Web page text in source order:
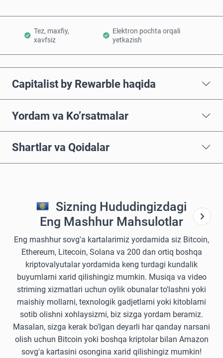
Tez, maxfiy,
xavfsiz
Elektron pochta orqali
yetkazish
Capitalist by Rewarble haqida
Yordam va Ko’rsatmalar
Shartlar va Qoidalar
Sizning Hududingizdagi
Eng Mashhur Mahsulotlar
Eng mashhur sovg'a kartalarimiz yordamida siz Bitcoin,
Ethereum, Litecoin, Solana va 200 dan ortiq boshqa
kriptovalyutalar yordamida keng turdagi kundalik
buyumlarni xarid qilishingiz mumkin. Musiqa va video
striming xizmatlari uchun oylik obunalar to'lashni yoki
maishiy mollarni, texnologik gadjetlarni yoki kitoblarni
sotib olishni xohlaysizmi, biz sizga yordam beramiz.
Masalan, sizga kerak bo'lgan deyarli har qanday narsani
olish uchun Bitcoin yoki boshqa kriptolar bilan Amazon
sovg'a kartasini osongina xarid qilishingiz mumkin!